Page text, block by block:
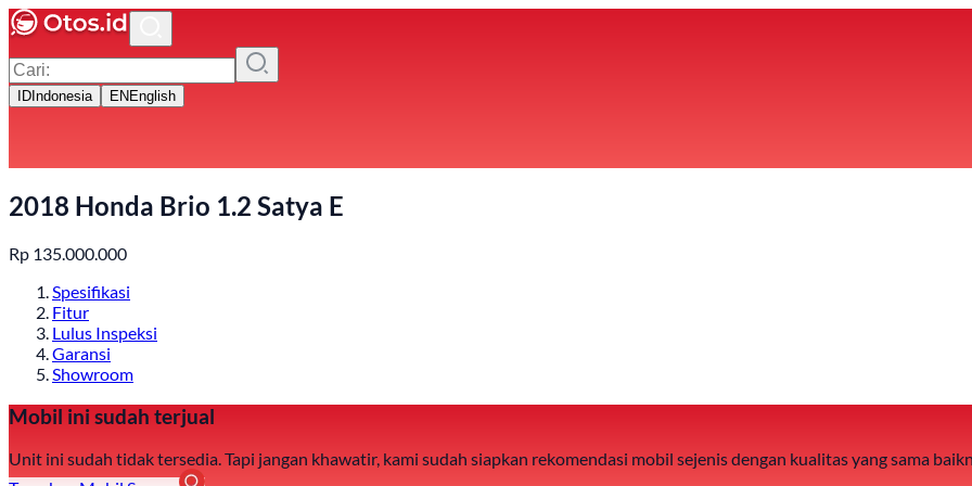
ID Indonesia EN English
2018 Honda Brio 1.2 Satya E
Rp 135.000.000
Spesifikasi
Fitur
Lulus Inspeksi
Garansi
Showroom
Mobil ini sudah terjual
Unit ini sudah tidak tersedia. Tapi jangan khawatir, kami sudah siapkan rekomendasi mobil sejenis dengan kualitas yang sama